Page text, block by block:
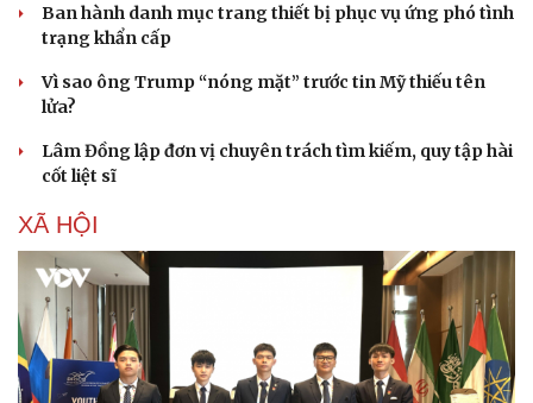
Nhi khoa
Nam khoa
Phòng mạch online
Ăn sạch sống khỏe
Ban hành danh mục trang thiết bị phục vụ ứng phó tình
trạng khẩn cấp
Vì sao ông Trump “nóng mặt” trước tin Mỹ thiếu tên
lửa?
Lâm Đồng lập đơn vị chuyên trách tìm kiếm, quy tập hài
cốt liệt sĩ
XÃ HỘI